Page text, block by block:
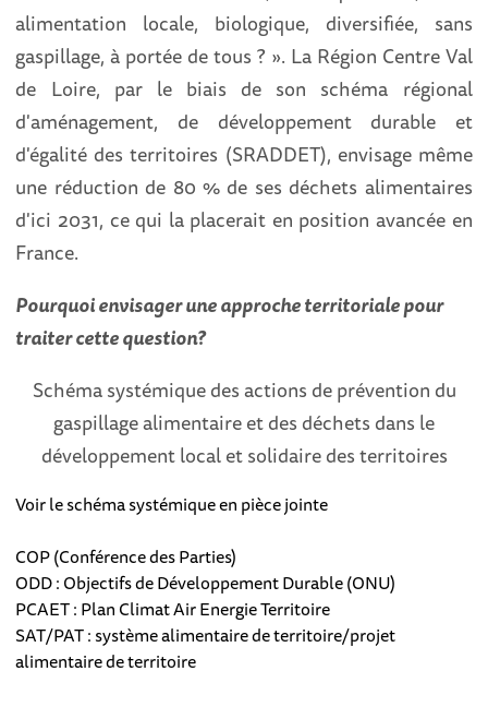
alimentation locale, biologique, diversifiée, sans
gaspillage, à portée de tous ? ». La Région Centre Val
de Loire, par le biais de son schéma régional
d'aménagement, de développement durable et
d'égalité des territoires (SRADDET), envisage même
une réduction de 80 % de ses déchets alimentaires
d'ici 2031, ce qui la placerait en position avancée en
France.
Pourquoi envisager une approche territoriale pour
traiter cette question?
Schéma systémique des actions de prévention du
gaspillage alimentaire et des déchets dans le
développement local et solidaire des territoires
Voir le schéma systémique en pièce jointe
COP (Conférence des Parties)
ODD : Objectifs de Développement Durable (ONU)
PCAET : Plan Climat Air Energie Territoire
SAT/PAT : système alimentaire de territoire/projet
alimentaire de territoire